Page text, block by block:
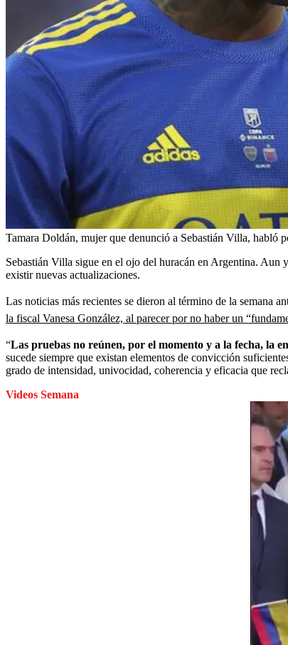
Tamara Doldán, mujer que denunció a Sebastián Villa, habló
Sebastián Villa sigue en el ojo del huracán en Argentina. Aun
existir nuevas actualizaciones.
Las noticias más recientes se dieron al término de la semana
la fiscal Vanesa González, al parecer por no haber un
“Las pruebas no reúnen, por el momento y a la fecha, la
sucede siempre que existan elementos de convicción
grado de intensidad, univocidad, coherencia y eficacia que
Videos Semana